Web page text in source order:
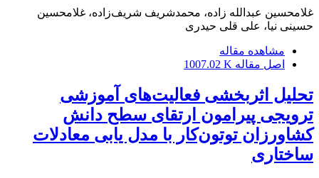
غلامحسین عبدالله زاده، محمدشریف شریف‌زاده، غلامحسین
حسینی نیا، علی قلی حیدری
مشاهده مقاله
اصل مقاله 1007.02 K
تحلیل اثربخشی فعالیت‌های آموزشی
ترویجی پیرامون ارتقای سطح دانش
کشاورزان توتون‌کار با مدل یابی معادلات
ساختاری